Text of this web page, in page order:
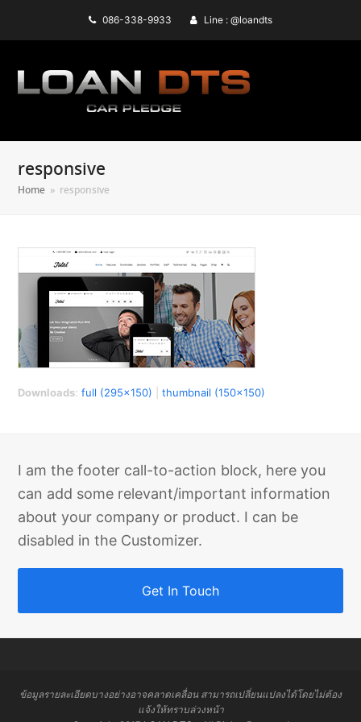
086-338-9933 Line : @loandts
responsive
Home » responsive
Downloads:full (295x150) |thumbnail (150x150)
I am the footer call-to-action block, here you
can add some relevant/important information
about your company or product. I can be
disabled in the Customizer.
Get In Touch
ข้อมูลรายละเอียดบางอย่างอาจคลาดเคลื่อน สามารถเปลี่ยนแปลงได้โดยไม่ต้อง
แจ้งให้ทราบล่วงหน้า